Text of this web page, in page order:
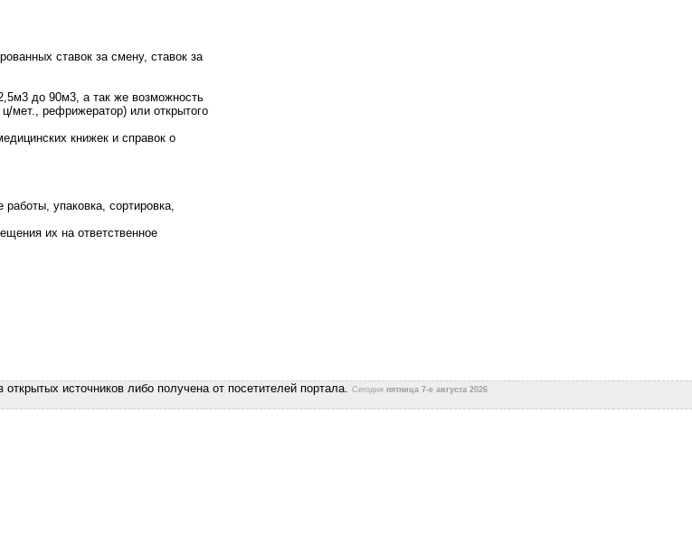
ставок за смену, ставок за
до 90м3, а так же возможность
мет., рефрижератор) или открытого
книжек и справок о
работы, упаковка, сортировка,
их на ответственное
источников либо получена от посетителей портала. Сегодня пятница 7-е августа 2026